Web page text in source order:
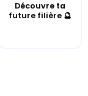
Découvre ta
future filière 🔮